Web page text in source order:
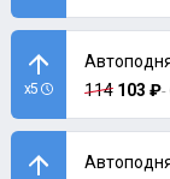
x5
114 103 ₽-